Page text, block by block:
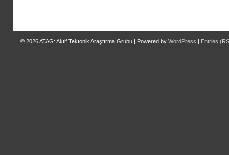
© 2026ATAG: Aktif Tektonik Araştırma Grubu | Powered by WordPress | Entries